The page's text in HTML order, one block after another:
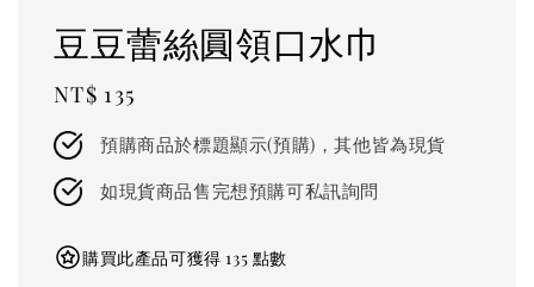
豆豆蕾絲圓領口水巾
Regular
price
NT$ 135
預購商品於標題顯示(預購)，其他皆為現貨
如現貨商品售完想預購可私訊詢問
購買此產品可獲得 135 點數